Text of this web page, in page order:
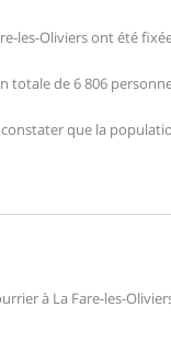
les-Oliviers ont été
totale de 6 806
que la
à La Fare-les-